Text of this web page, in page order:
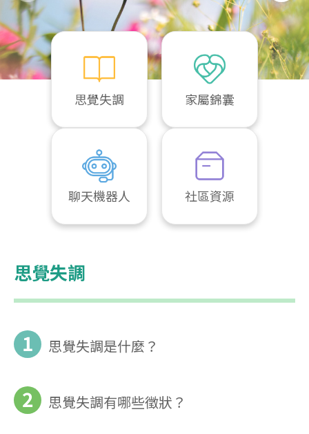
思覺失調 家屬錦囊
聊天機器人 社區資源
思覺失調
1 思覺失調是什麼？
2 思覺失調有哪些徵狀？